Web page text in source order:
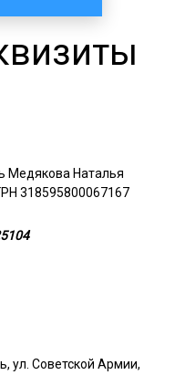
Медякова Наталья
318595800067167
ул. Советской Армии,